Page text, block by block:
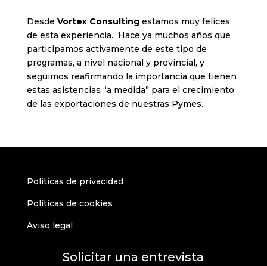
Desde Vortex Consultingestamos muy felices
de esta experiencia. Hace ya muchos años que
participamos activamente de este tipo de
programas, a nivel nacional y provincial, y
seguimos reafirmando la importancia que tienen
estas asistencias “a medida” para el crecimiento
de las exportaciones de nuestras Pymes.
Políticas de privacidad
Políticas de cookies
Aviso legal
Solicitar una entrevista